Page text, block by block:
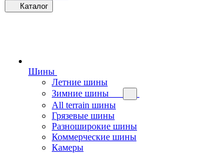
Каталог
Шины
Летние шины
Зимние шины
All terrain шины
Грязевые шины
Разноширокие шины
Коммерческие шины
Камеры